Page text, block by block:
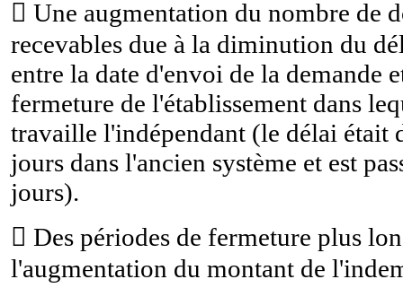
 Une augmentation du nombre de
recevables due à la diminution du
entre la date d'envoi de la demande
fermeture de l'établissement dans
travaille l'indépendant (le délai était
jours dans l'ancien système et est
jours).
 Des périodes de fermeture plus
l'augmentation du montant de